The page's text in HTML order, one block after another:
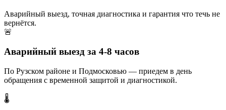
Аварийный выезд, точная диагностика и гарантия что течь не
вернётся.
🚨
Аварийный выезд за 4-8 часов
По Рузском районе и Подмосковью — приедем в день
обращения с временной защитой и диагностикой.
🌡️